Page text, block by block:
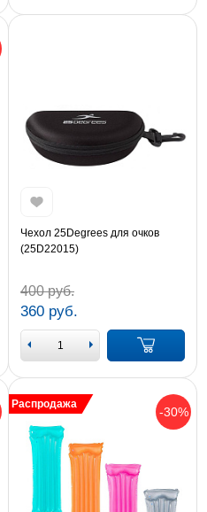
Чехол 25Degrees для очков
(25D22015)
400 руб.
360 руб.
-30%
Распродажа